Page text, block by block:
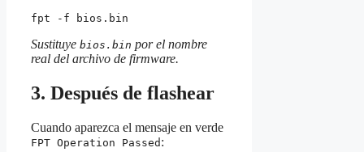
fpt -f bios.bin
Sustituye bios.bin por el nombre
real del archivo de firmware.
3. Después de flashear
Cuando aparezca el mensaje en verde
FPT Operation Passed :